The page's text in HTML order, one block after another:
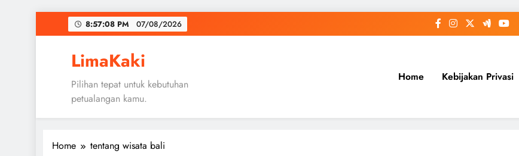
to
8:57:09 PM 07/08/2026
LimaKaki
Pilihan tepat untuk kebutuhan
petualangan kamu.
Home Kebijakan Privasi
Home tentang wisata bali